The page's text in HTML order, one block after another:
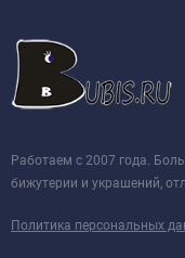
Работаем с 2007 года.
бижутерии и украшений,
Политика персональных